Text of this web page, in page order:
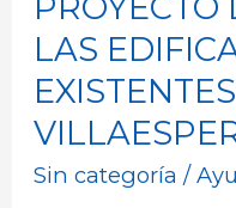
LAS
Sin categoría /
Y
DE
EJECUCIÓN
DE
VIVIENDA
UNIFAMILIAR,